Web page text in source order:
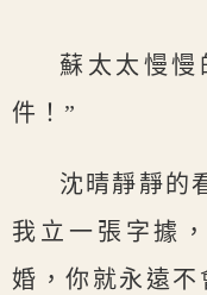
蘇太太慢慢
件！”
沈晴靜靜的
我立一張字據
婚，你就永遠